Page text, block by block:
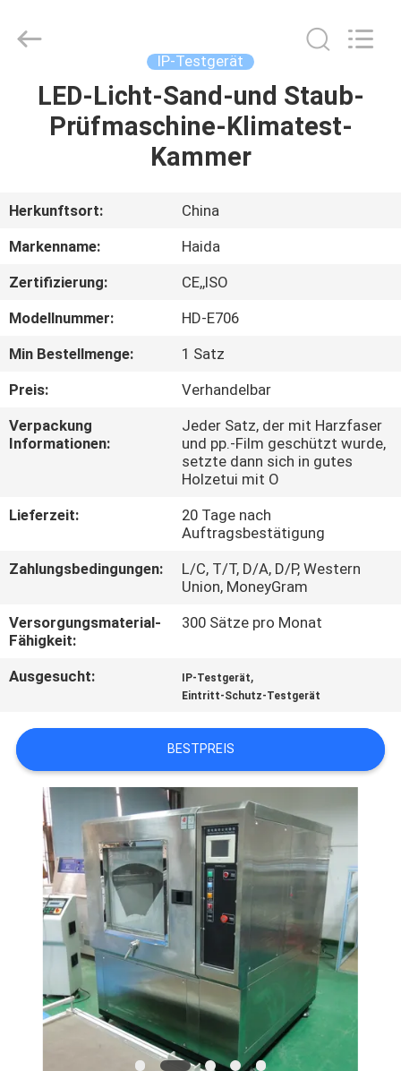
HAUSE
VIDEOS
VR-
SHOW
ÜBER
UNS
WERKSBESICHTIGUNG
QUALITÄTSKONTROLLE
KONTAKTIEREN
SIE
UNS
RECHTSSACHEN
SITEMAP
DATENSCHUTZRICHTLINIE
Ltd..
IP-Testgerät
LED-Licht-Sand-und Staub-
Prüfmaschine-Klimatest-
Kammer
Herkunftsort:
China
Markenname:
Haida
Zertifizierung:
CE,,ISO
Modellnummer:
HD-E706
Min Bestellmenge:
1 Satz
Preis:
Verhandelbar
Verpackung
Informationen:
Jeder Satz, der mit Harzfaser
und pp.-Film geschützt wurde,
setzte dann sich in gutes
Holzetui mit O
Lieferzeit:
20 Tage nach
Auftragsbestätigung
Zahlungsbedingungen:
L/C, T/T, D/A, D/P, Western
Union, MoneyGram
Versorgungsmaterial-
Fähigkeit:
300 Sätze pro Monat
Ausgesucht: IP-Testgerät,
Eintritt-Schutz-Testgerät
BESTPREIS